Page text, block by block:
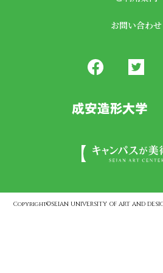
お問い合わせ
Copyright©SEIAN UNIVERSITY OF ART AND